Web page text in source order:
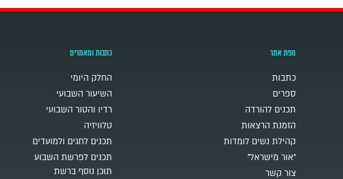
מפת אתר
כתבות
ספרים
תכנים להורדה
הזמנת הרצאות
קהילת נשים לומדות
"אור מישראל"
צור קשר
כתבות ומאמרים
החלק היומי
השיעור השבועי
רדיו והטור השבועי
טלוויזיה
תכנים לחגים ולמועדים
תכנים לפרשת השבוע
תוכן נוסף ברשת